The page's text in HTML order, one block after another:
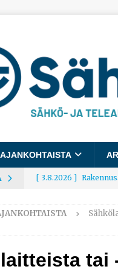
AJANKOHTAISTA
[ 3.8.2026 ]
[ 3.8.2026 ]
[ 30.7.2026 ] Norelco
tai